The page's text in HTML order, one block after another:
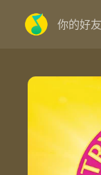
你的好